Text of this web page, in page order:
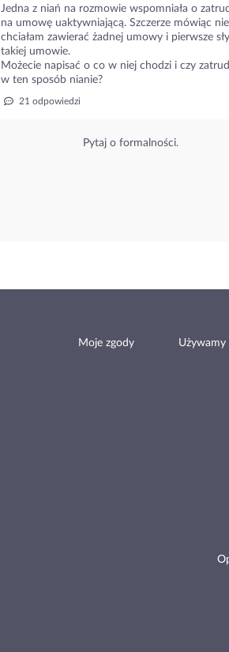
Jedna z niań na rozmowie wspomniała o
na umowę uaktywniającą. Szczerze mówiąc nie
chciałam zawierać żadnej umowy i pierwsze
takiej umowie.
Możecie napisać o co w niej chodzi i czy
w ten sposób nianie?
21 odpowiedzi
Pytaj o formalności.
Moje zgody Używamy